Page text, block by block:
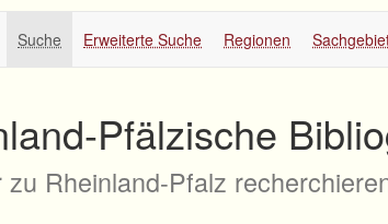
Suche Erweiterte Suche Regionen
Pfälzische
zu Rheinland-Pfalz